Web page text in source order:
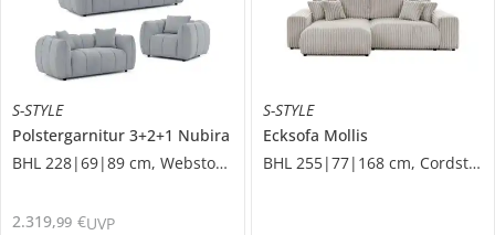
S-STYLE
Polstergarnitur 3+2+1 Nubira
BHL 228|69|89 cm, Webstoff grob
2.319,99 €UVP
S-STYLE
Ecksofa Mollis
BHL 255|77|168 cm, Cordstoff